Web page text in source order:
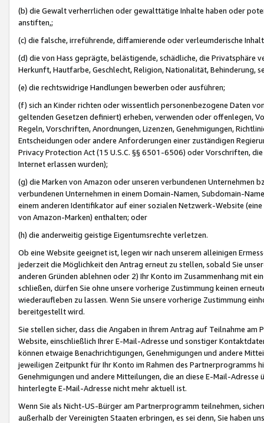
(b) die Gewalt verherrlichen oder gewalttätige Inhalte haben oder
anstiften,;
(c) die falsche, irreführende, diffamierende oder verleumderische
(d) die von Hass geprägte, belästigende, schädliche, die Privatsphäre
Herkunft, Hautfarbe, Geschlecht, Religion, Nationalität, Behinderung,
(e) die rechtswidrige Handlungen bewerben oder ausführen;
(f) sich an Kinder richten oder wissentlich personenbezogene Daten
geltenden Gesetzen definiert) erheben, verwenden oder offenlegen,
Regeln, Vorschriften, Anordnungen, Lizenzen, Genehmigungen,
Entscheidungen oder andere Anforderungen einer zuständigen
Privacy Protection Act (15 U.S.C. §§ 6501-6506) oder Vorschriften,
Internet erlassen wurden);
(g) die Marken von Amazon oder unseren verbundenen Unternehmen
verbundenen Unternehmen in einem Domain-Namen, Subdomain-
einem anderen Identifikator auf einer sozialen Netzwerk-Website
von Amazon-Marken) enthalten; oder
(h) die anderweitig geistige Eigentumsrechte verletzen.
Ob eine Website geeignet ist, legen wir nach unserem alleinigen
jederzeit die Möglichkeit den Antrag erneut zu stellen, sobald Sie
anderen Gründen ablehnen oder 2) Ihr Konto im Zusammenhang mit
schließen, dürfen Sie ohne unsere vorherige Zustimmung keinen
wiederaufleben zu lassen. Wenn Sie unsere vorherige Zustimmung
bereitgestellt wird.
Sie stellen sicher, dass die Angaben in Ihrem Antrag auf Teilnahme
Website, einschließlich Ihrer E-Mail-Adresse und sonstiger
können etwaige Benachrichtigungen, Genehmigungen und andere
jeweiligen Zeitpunkt für Ihr Konto im Rahmen des Partnerprogramms
Genehmigungen und andere Mitteilungen, die an diese E-Mail-
hinterlegte E-Mail-Adresse nicht mehr aktuell ist.
Wenn Sie als Nicht-US-Bürger am Partnerprogramm teilnehmen,
außerhalb der Vereinigten Staaten erbringen, es sei denn, Sie haben